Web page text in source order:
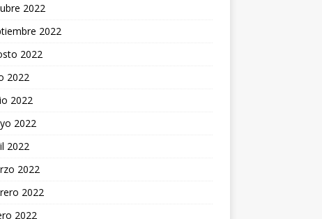
2022
2022
2022
2022
2022
2022
2022
2022
2022
2022